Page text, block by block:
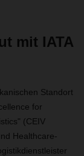
mit IATA
Standort
for
(CEIV
Healthcare-